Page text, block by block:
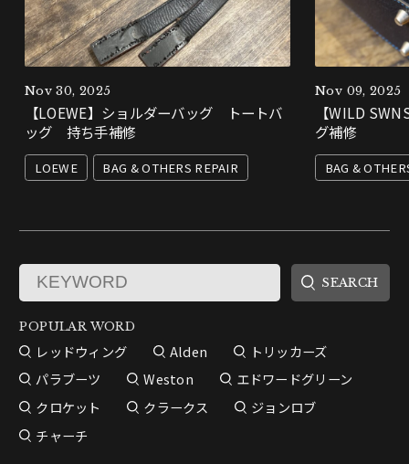
Nov 30, 2025
【LOEWE】ショルダーバッグ トートバ
ッグ 持ち手補修
LOEWE BAG & OTHERS REPAIR
Nov 09, 2025
【WILD
グ補修
BAG &
POPULAR WORD
レッドウィング Alden
トリッカーズ
パラブーツ
Weston
エドワードグリーン
クロケット
クラークス
ジョンロブ
チャーチ